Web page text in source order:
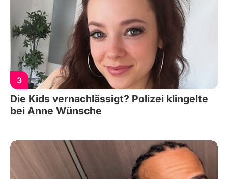
3
Die Kids vernachlässigt? Polizei klingelte
bei Anne Wünsche